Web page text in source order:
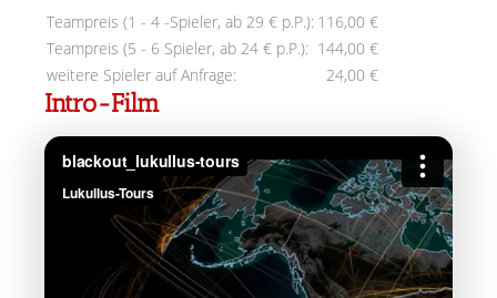
Teampreis (1 - 4 -Spieler, ab 29 € p.P.): 116,00 €
Teampreis (5 - 6 Spieler, ab 24 € p.P.): 144,00 €
weitere Spieler auf Anfrage:
24,00 €
Intro-Film